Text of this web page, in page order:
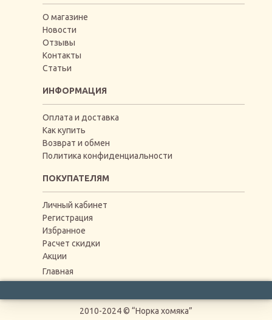
О магазине
Новости
Отзывы
Контакты
Статьи
ИНФОРМАЦИЯ
Оплата и доставка
Как купить
Возврат и обмен
Политика конфиденциальности
ПОКУПАТЕЛЯМ
Личный кабинет
Регистрация
Избранное
Расчет скидки
Акции
Главная
2010-2024 © “Норка хомяка”